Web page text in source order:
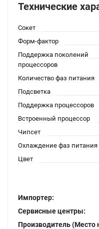
Технические
Сокет
Форм-фактор
Поддержка поколений
процессоров
Количество фаз питания
Подсветка
Поддержка процессоров
Встроенный процессор
Чипсет
Охлаждение фаз питания
Цвет
Импортер:
Сервисные центры:
Производитель (Место